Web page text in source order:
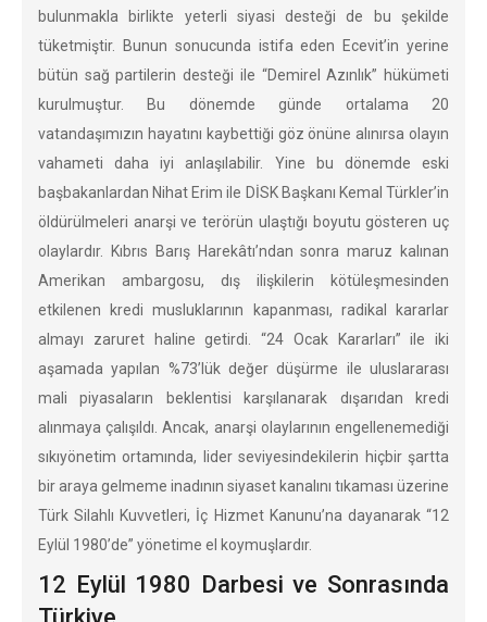
bulunmakla birlikte yeterli siyasi desteği de bu şekilde
tüketmiştir. Bunun sonucunda istifa eden Ecevit’in yerine
bütün sağ partilerin desteği ile “Demirel Azınlık” hükümeti
kurulmuştur. Bu dönemde günde ortalama 20
vatandaşımızın hayatını kaybettiği göz önüne alınırsa olayın
vahameti daha iyi anlaşılabilir. Yine bu dönemde eski
başbakanlardan Nihat Erim ile DİSK Başkanı Kemal Türkler’in
öldürülmeleri anarşi ve terörün ulaştığı boyutu gösteren uç
olaylardır. Kıbrıs Barış Harekâtı’ndan sonra maruz kalınan
Amerikan ambargosu, dış ilişkilerin kötüleşmesinden
etkilenen kredi musluklarının kapanması, radikal kararlar
almayı zaruret haline getirdi. “24 Ocak Kararları” ile iki
aşamada yapılan %73’lük değer düşürme ile uluslararası
mali piyasaların beklentisi karşılanarak dışarıdan kredi
alınmaya çalışıldı. Ancak, anarşi olaylarının engellenemediği
sıkıyönetim ortamında, lider seviyesindekilerin hiçbir şartta
bir araya gelmeme inadının siyaset kanalını tıkaması üzerine
Türk Silahlı Kuvvetleri, İç Hizmet Kanunu’na dayanarak “12
Eylül 1980’de” yönetime el koymuşlardır.
12 Eylül 1980 Darbesi ve Sonrasında